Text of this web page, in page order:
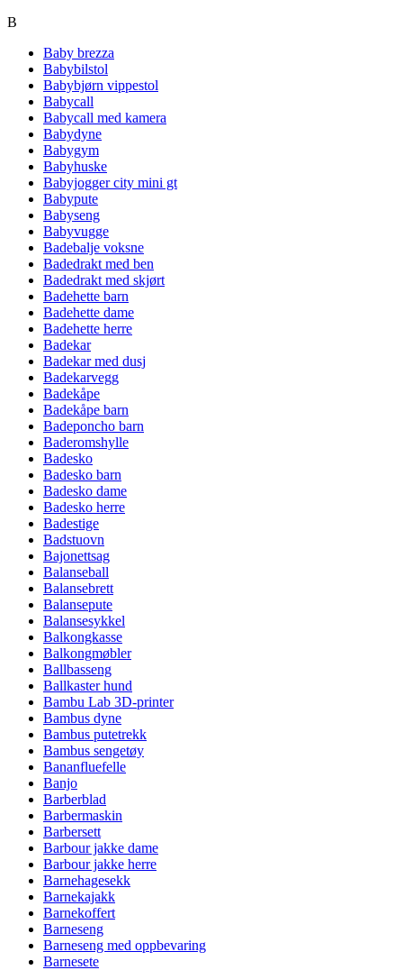
B
Baby brezza
Babybilstol
Babybjørn vippestol
Babycall
Babycall med kamera
Babydyne
Babygym
Babyhuske
Babyjogger city mini gt
Babypute
Babyseng
Babyvugge
Badebalje voksne
Badedrakt med ben
Badedrakt med skjørt
Badehette barn
Badehette dame
Badehette herre
Badekar
Badekar med dusj
Badekarvegg
Badekåpe
Badekåpe barn
Badeponcho barn
Baderomshylle
Badesko
Badesko barn
Badesko dame
Badesko herre
Badestige
Badstuovn
Bajonettsag
Balanseball
Balansebrett
Balansepute
Balansesykkel
Balkongkasse
Balkongmøbler
Ballbasseng
Ballkaster hund
Bambu Lab 3D-printer
Bambus dyne
Bambus putetrekk
Bambus sengetøy
Bananfluefelle
Banjo
Barberblad
Barbermaskin
Barbersett
Barbour jakke dame
Barbour jakke herre
Barnehagesekk
Barnekajakk
Barnekoffert
Barneseng
Barneseng med oppbevaring
Barnesete